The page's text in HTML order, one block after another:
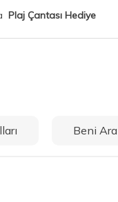
Plaj Çantası Hediye
Beni Ara